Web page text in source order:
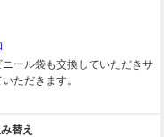
ール袋も交換していただきサ
ただきます。
替え